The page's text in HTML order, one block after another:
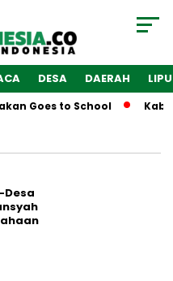
DESA DAERAH
Goes to School
Desa